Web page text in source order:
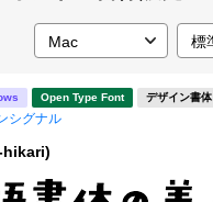
商品
式
Open Type Font デザイン書体
シグナル
hikari)